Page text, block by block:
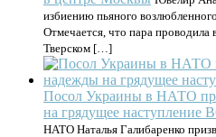
избиению пьяного
Отмечается, что пара проводила
Тверском […]
Посол Украины в НАТО
на грядущее наступление
НАТО Наталья Галибаренко